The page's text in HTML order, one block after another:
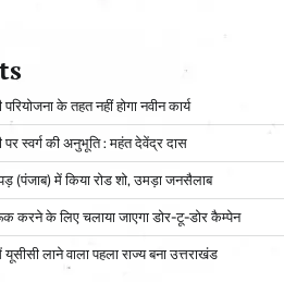
के तहत नहीं होगा नवीन कार्य
पर स्वर्ग की अनुभूति : महंत देवेंद्र दास
(पंजाब) में किया रोड शो, उमड़ा जनसैलाब
करने के लिए चलाया जाएगा डोर-टू-डोर कैम्पेन
लाने वाला पहला राज्य बना उत्तराखंड